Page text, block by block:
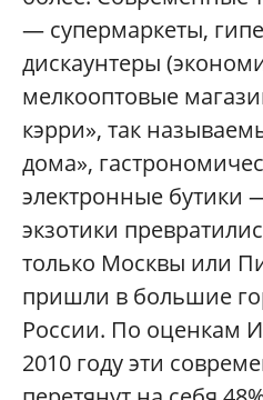
— супермаркеты,
дискаунтеры
мелкооптовые
кэрри», так
дома»,
электронные бутики
экзотики
только Москвы или
пришли в большие
России. По оценкам
2010 году эти